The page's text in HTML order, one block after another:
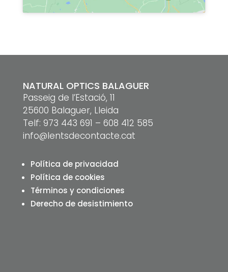
NATURAL OPTICS BALAGUER
Passeig de l’Estació, 11
25600 Balaguer, Lleida
Telf: 973 443 691 – 608 412 585
info@lentsdecontacte.cat
Política de privacidad
Política de cookies
Términos y condiciones
Derecho de desistimiento